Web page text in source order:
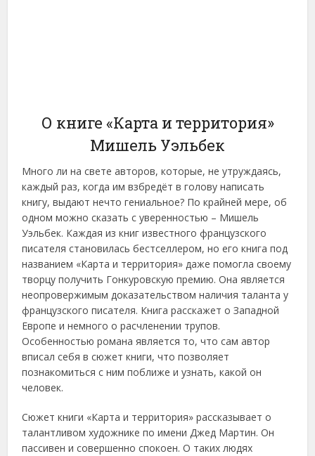
О книге «Карта и территория»
Мишель Уэльбек
Много ли на свете авторов, которые, не утруждаясь,
каждый раз, когда им взбредёт в голову написать
книгу, выдают нечто гениальное? По крайней мере, об
одном можно сказать с уверенностью – Мишель
Уэльбек. Каждая из книг известного французского
писателя становилась бестселлером, но его книга под
названием «Карта и территория» даже помогла своему
творцу получить Гонкуровскую премию. Она является
неопровержимым доказательством наличия таланта у
французского писателя. Книга расскажет о Западной
Европе и немного о расчленении трупов.
Особенностью романа является то, что сам автор
вписал себя в сюжет книги, что позволяет
познакомиться с ним поближе и узнать, какой он
человек.
Сюжет книги «Карта и территория» рассказывает о
талантливом художнике по имени Джед Мартин. Он
пассивен и совершенно спокоен. О таких людях